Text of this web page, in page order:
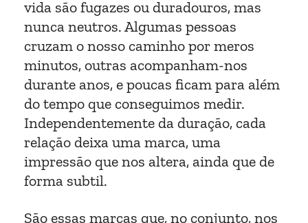
vida são fugazes ou duradouros, mas
nunca neutros. Algumas pessoas
cruzam o nosso caminho por meros
minutos, outras acompanham-nos
durante anos, e poucas ficam para além
do tempo que conseguimos medir.
Independentemente da duração, cada
relação deixa uma marca, uma
impressão que nos altera, ainda que de
forma subtil.
São essas marcas que, no conjunto, nos